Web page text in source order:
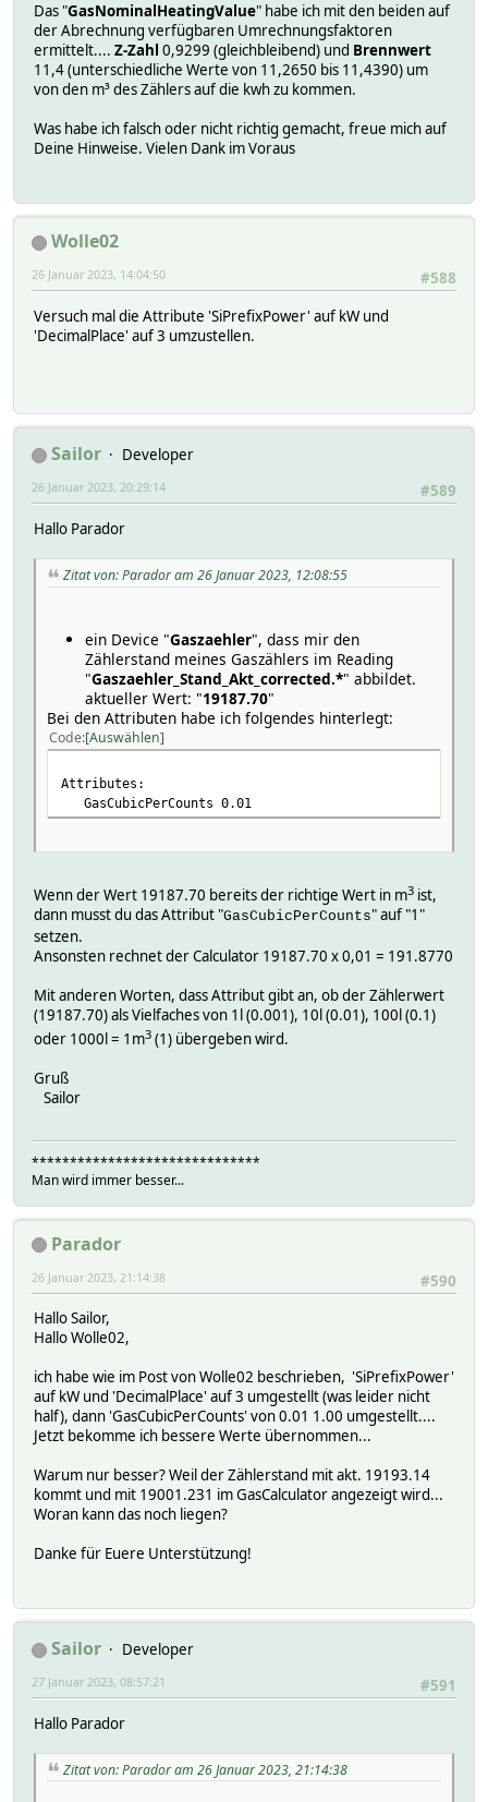
Das "GasNominalHeatingValue" habe ich mit den beiden auf
der Abrechnung verfügbaren Umrechnungsfaktoren
ermittelt.... Z-Zahl 0,9299 (gleichbleibend) und Brennwert
11,4 (unterschiedliche Werte von 11,2650 bis 11,4390) um
von den m³ des Zählers auf die kwh zu kommen.
Was habe ich falsch oder nicht richtig gemacht, freue mich auf
Deine Hinweise. Vielen Dank im Voraus
Wolle02
#588
26 Januar 2023, 14:04:50
Versuch mal die Attribute 'SiPrefixPower' auf kW und
'DecimalPlace' auf 3 umzustellen.
Sailor
Developer
#589
26 Januar 2023, 20:29:14
Hallo Parador
Zitat von: Parador am 26 Januar 2023, 12:08:55
ein Device "Gaszaehler", dass mir den
Zählerstand meines Gaszählers im Reading
"Gaszaehler_Stand_Akt_corrected.*" abbildet.
aktueller Wert: "19187.70"
Bei den Attributen habe ich folgendes hinterlegt:
Code Auswählen
Attributes:
GasCubicPerCounts 0.01
Wenn der Wert 19187.70 bereits der richtige Wert in m3 ist,
dann musst du das Attribut "GasCubicPerCounts" auf "1"
setzen.
Ansonsten rechnet der Calculator 19187.70 x 0,01 = 191.8770
Mit anderen Worten, dass Attribut gibt an, ob der Zählerwert
(19187.70) als Vielfaches von 1l (0.001), 10l (0.01), 100l (0.1)
oder 1000l = 1m3 (1) übergeben wird.
Gruß
Sailor
******************************
Man wird immer besser...
Parador
#590
26 Januar 2023, 21:14:38
Hallo Sailor,
Hallo Wolle02,
ich habe wie im Post von Wolle02 beschrieben, 'SiPrefixPower'
auf kW und 'DecimalPlace' auf 3 umgestellt (was leider nicht
half), dann 'GasCubicPerCounts' von 0.01 1.00 umgestellt....
Jetzt bekomme ich bessere Werte übernommen...
Warum nur besser? Weil der Zählerstand mit akt. 19193.14
kommt und mit 19001.231 im GasCalculator angezeigt wird...
Woran kann das noch liegen?
Danke für Euere Unterstützung!
Sailor
Developer
#591
27 Januar 2023, 08:57:21
Hallo Parador
Zitat von: Parador am 26 Januar 2023, 21:14:38